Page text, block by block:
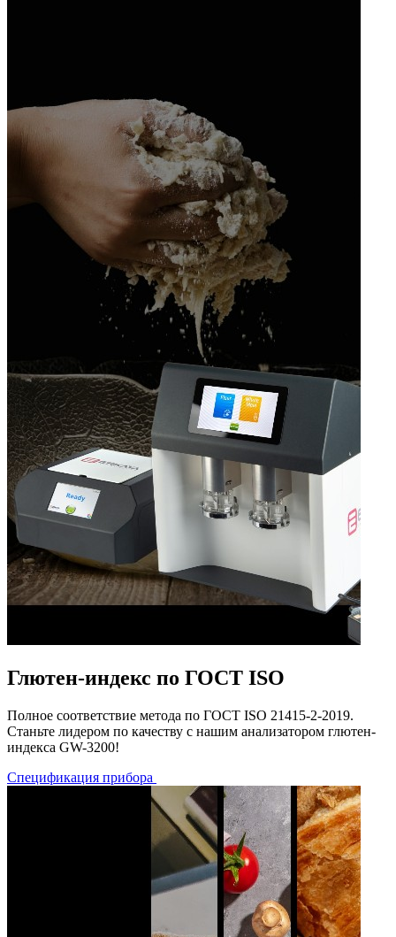
Глютен-индекс по ГОСТ ISO
Полное соответствие метода по ГОСТ ISO 21415-2-2019.
Станьте лидером по качеству с нашим анализатором глютен-
индекса GW-3200!
Спецификация прибора